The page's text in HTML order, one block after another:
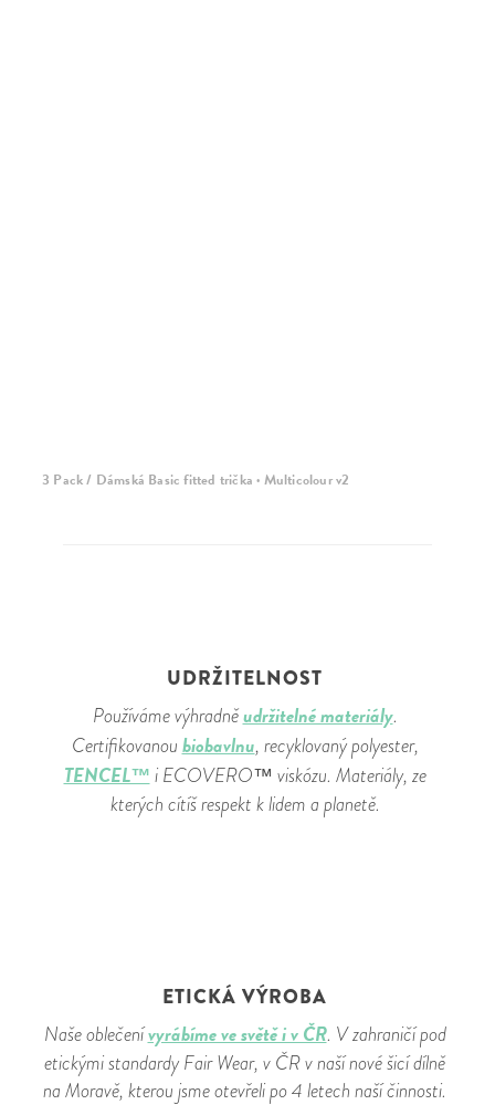
3 Pack / Dámská Basic fitted trička · Multicolour v2
UDRŽITELNOST
Používáme výhradněudržitelné materiály.
Certifikovanou biobavlnu, recyklovaný polyester,
TENCEL™ i ECOVERO™ viskózu. Materiály, ze
kterých cítíš respekt k lidem a planetě.
ETICKÁ VÝROBA
Naše oblečenívyrábíme ve světě i v ČR. V zahraničí pod
etickými standardy Fair Wear, v ČR v naší nové šicí dílně
na Moravě, kterou jsme otevřeli po 4 letech naší činnosti.